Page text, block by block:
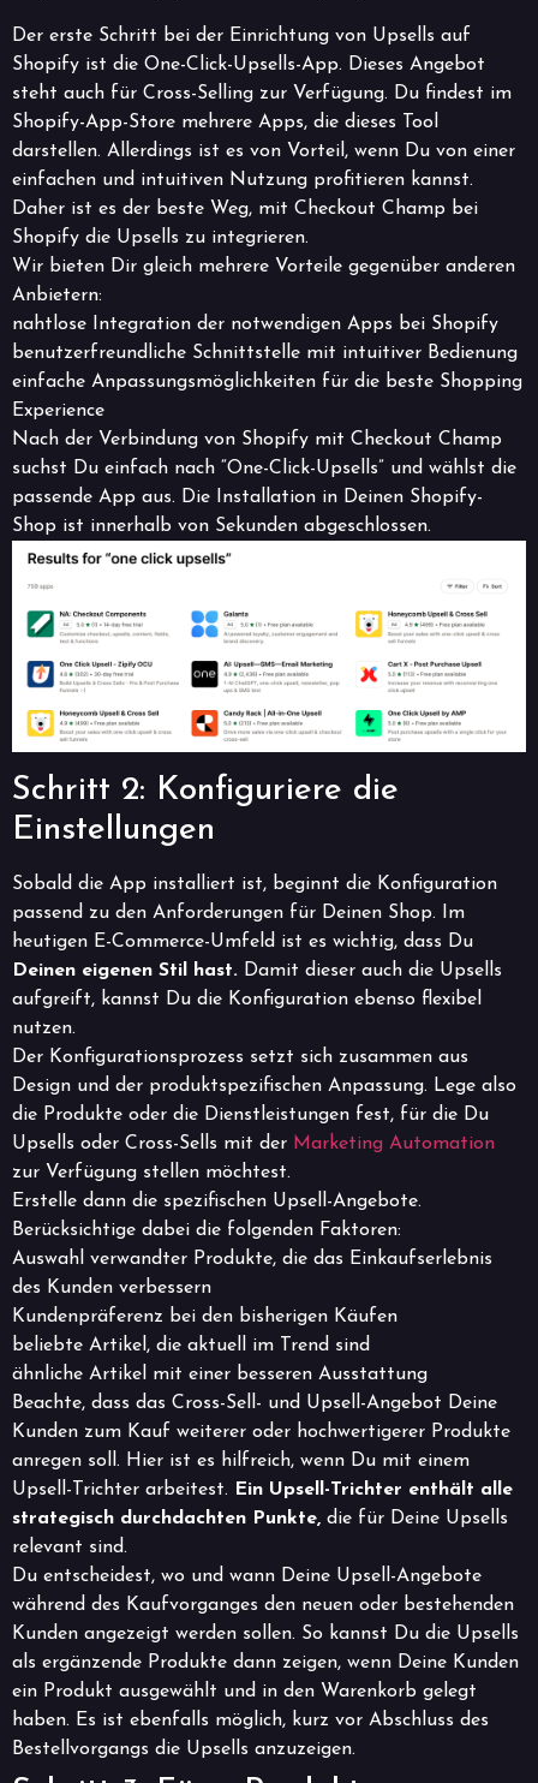
Der erste Schritt bei der Einrichtung von Upsells auf
Shopify ist die One-Click-Upsells-App. Dieses Angebot
steht auch für Cross-Selling zur Verfügung. Du findest im
Shopify-App-Store mehrere Apps, die dieses Tool
darstellen. Allerdings ist es von Vorteil, wenn Du von einer
einfachen und intuitiven Nutzung profitieren kannst.
Daher ist es der beste Weg, mit Checkout Champ bei
Shopify die Upsells zu integrieren.
Wir bieten Dir gleich mehrere Vorteile gegenüber anderen
Anbietern:
nahtlose Integration der notwendigen Apps bei Shopify
benutzerfreundliche Schnittstelle mit intuitiver Bedienung
einfache Anpassungsmöglichkeiten für die beste Shopping
Experience
Nach der Verbindung von Shopify mit Checkout Champ
suchst Du einfach nach “One-Click-Upsells” und wählst die
passende App aus. Die Installation in Deinen Shopify-
Shop ist innerhalb von Sekunden abgeschlossen.
Schritt 2: Konfiguriere die
Einstellungen
Sobald die App installiert ist, beginnt die Konfiguration
passend zu den Anforderungen für Deinen Shop. Im
heutigen E-Commerce-Umfeld ist es wichtig, dass Du
Deinen eigenen Stil hast. Damit dieser auch die Upsells
aufgreift, kannst Du die Konfiguration ebenso flexibel
nutzen.
Der Konfigurationsprozess setzt sich zusammen aus
Design und der produktspezifischen Anpassung. Lege also
die Produkte oder die Dienstleistungen fest, für die Du
Upsells oder Cross-Sells mit der Marketing Automation
zur Verfügung stellen möchtest.
Erstelle dann die spezifischen Upsell-Angebote.
Berücksichtige dabei die folgenden Faktoren:
Auswahl verwandter Produkte, die das Einkaufserlebnis
des Kunden verbessern
Kundenpräferenz bei den bisherigen Käufen
beliebte Artikel, die aktuell im Trend sind
ähnliche Artikel mit einer besseren Ausstattung
Beachte, dass das Cross-Sell- und Upsell-Angebot Deine
Kunden zum Kauf weiterer oder hochwertigerer Produkte
anregen soll. Hier ist es hilfreich, wenn Du mit einem
Upsell-Trichter arbeitest. Ein Upsell-Trichter enthält alle
strategisch durchdachten Punkte, die für Deine Upsells
relevant sind.
Du entscheidest, wo und wann Deine Upsell-Angebote
während des Kaufvorganges den neuen oder bestehenden
Kunden angezeigt werden sollen. So kannst Du die Upsells
als ergänzende Produkte dann zeigen, wenn Deine Kunden
ein Produkt ausgewählt und in den Warenkorb gelegt
haben. Es ist ebenfalls möglich, kurz vor Abschluss des
Bestellvorgangs die Upsells anzuzeigen.